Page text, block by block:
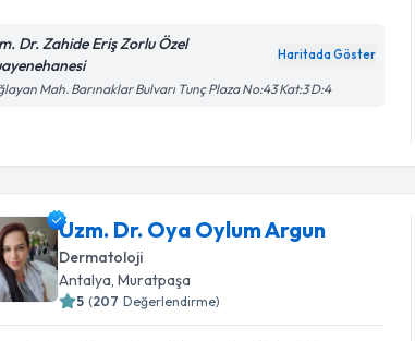
Dr. Zahide Eriş Zorlu Özel
Haritada Göster
Mah. Barınaklar Bulvarı Tunç Plaza No:43 Kat:3 D:4
Uzm. Dr. Oya Oylum Argun
Dermatoloji
Antalya ,Muratpaşa
5 (207 Değerlendirme)